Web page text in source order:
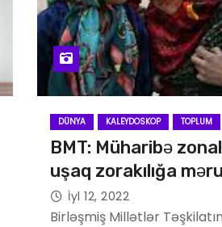
DÜNYA KALEYDOSKOP TOPLUM
BMT: Müharibə
uşaq zorakılığa
İyl 12, 2022
Birləşmiş Millətlər